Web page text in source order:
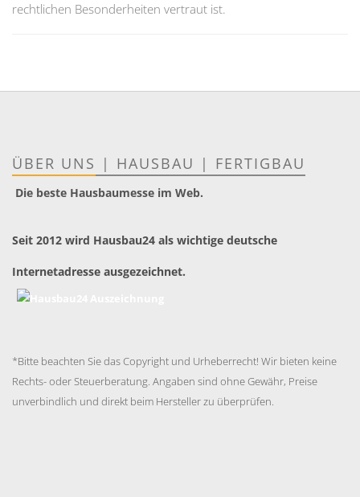
rechtlichen Besonderheiten vertraut ist.
ÜBER UNS | HAUSBAU | FERTIGBAU
Die beste Hausbaumesse im Web.
Seit 2012 wird Hausbau24 als wichtige deutsche
Internetadresse ausgezeichnet.
*Bitte beachten Sie das Copyright und Urheberrecht! Wir bieten keine
Rechts- oder Steuerberatung. Angaben sind ohne Gewähr, Preise
unverbindlich und direkt beim Hersteller zu überprüfen.